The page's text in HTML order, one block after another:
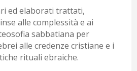
ed elaborati trattati,
alle complessità e ai
sabbatiana per
alle credenze cristiane e i
rituali ebraiche.